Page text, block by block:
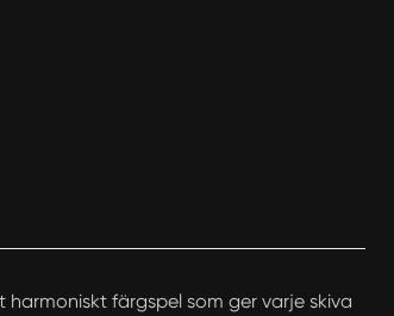
färgspel som ger varje skiva